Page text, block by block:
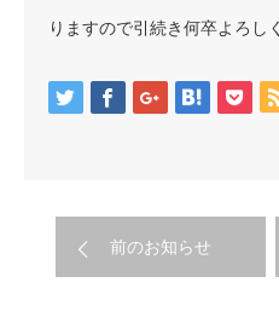
りますので引続き何卒よろし
前のお知らせ